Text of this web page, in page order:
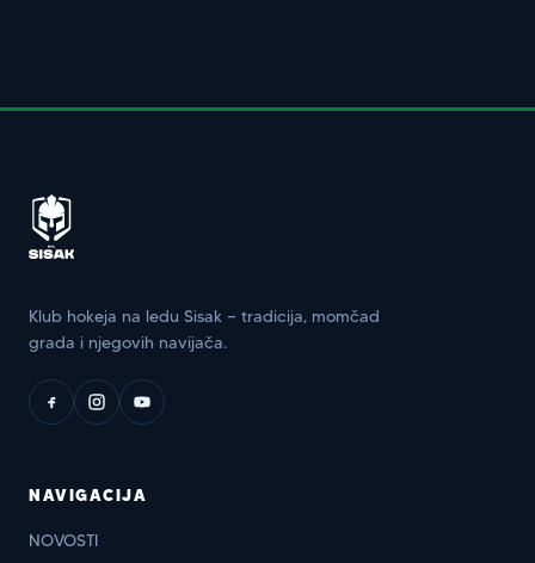
Klub hokeja na ledu Sisak — tradicija, momčad
grada i njegovih navijača.
NAVIGACIJA
NOVOSTI